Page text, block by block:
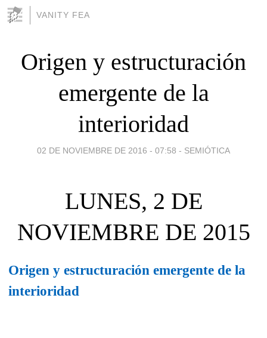
VANITY FEA
Origen y estructuración
emergente de la
interioridad
02 DE NOVIEMBRE DE 2016 - 07:58 - SEMIÓTICA
LUNES, 2 DE
NOVIEMBRE DE 2015
Origen y estructuración emergente de la
interioridad